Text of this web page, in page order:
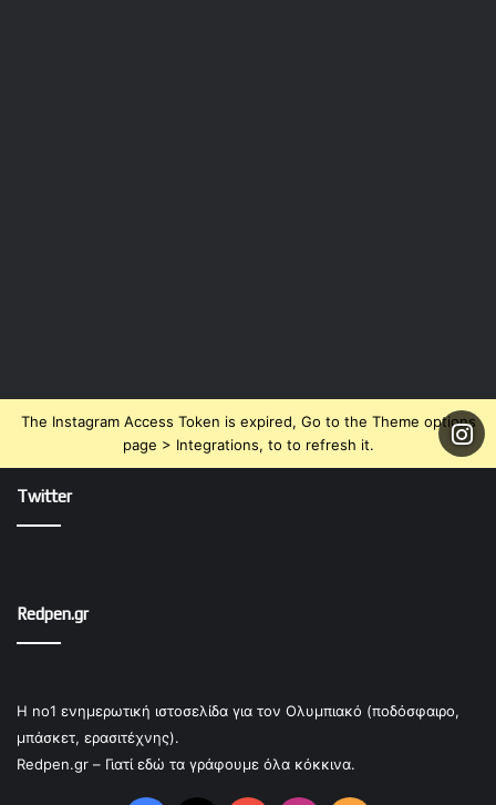
The Instagram Access Token is expired, Go to the Theme options
page > Integrations, to to refresh it.
Twitter
Redpen.gr
Η no1 ενημερωτική ιστοσελίδα για τον Ολυμπιακό (ποδόσφαιρο,
μπάσκετ, ερασιτέχνης).
Redpen.gr – Γιατί εδώ τα γράφουμε όλα κόκκινα.